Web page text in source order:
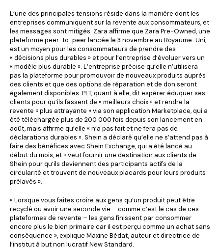
L’une des principales tensions réside dans la manière dont les
entreprises communiquent sur la revente aux consommateurs, et
les messages sont mitigés. Zara affirme que Zara Pre-Owned, une
plateforme peer-to-peer lancée le 3 novembre au Royaume-Uni,
est un moyen pour les consommateurs de prendre des
« décisions plus durables » et pour l’entreprise d’évoluer vers un
« modèle plus durable ». L’entreprise précise qu’elle n’utilisera
pas la plateforme pour promouvoir de nouveaux produits auprès
des clients et que des options de réparation et de don seront
également disponibles. PLT, quant à elle, dit espérer éduquer ses
clients pour qu’ils fassent de « meilleurs choix » et rendre la
revente « plus attrayante » via son application Marketplace, qui a
été téléchargée plus de 200 000 fois depuis son lancement en
août, mais affirme qu’elle « n’a pas fait et ne fera pas de
déclarations durables ». Shein a déclaré qu’elle ne s’attend pas à
faire des bénéfices avec Shein Exchange, qui a été lancé au
début du mois, et « veut fournir une destination aux clients de
Shein pour qu’ils deviennent des participants actifs de la
circularité et trouvent de nouveaux placards pour leurs produits
prélavés ».
« Lorsque vous faites croire aux gens qu’un produit peut être
recyclé ou avoir une seconde vie – comme c’est le cas de ces
plateformes de revente – les gens finissent par consommer
encore plus le bien primaire car il est perçu comme un achat sans
conséquence », explique Maxine Bédat, auteur et directrice de
l’institut à but non lucratif New Standard.